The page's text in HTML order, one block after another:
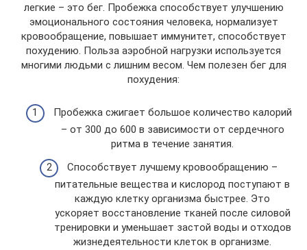
легкие – это бег. Пробежка способствует улучшению
эмоционального состояния человека, нормализует
кровообращение, повышает иммунитет, способствует
похудению. Польза аэробной нагрузки используется
многими людьми с лишним весом. Чем полезен бег для
похудения:
Пробежка сжигает большое количество калорий
– от 300 до 600 в зависимости от сердечного
ритма в течение занятия.
Способствует лучшему кровообращению –
питательные вещества и кислород поступают в
каждую клетку организма быстрее. Это
ускоряет восстановление тканей после силовой
тренировки и уменьшает застой воды и отходов
жизнедеятельности клеток в организме.